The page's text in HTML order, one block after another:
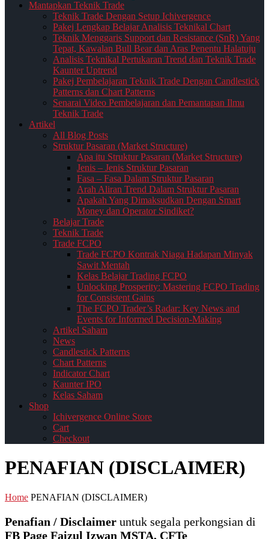
Mantapkan Teknik Trade
Teknik Trade Dengan Setup Ichivergence
Pakej Lengkap Belajar Analisis Teknikal Chart
Teknik Menggaris Support dan Resistance (SnR) Yang
Tepat, Kawalan Bull Bear dan Aras Penentu Halatuju
Analisis Teknikal Pertukaran Trend dan Teknik Trade
Kaunter Uptrend
Pakej Pembelajaran Teknik Trade Dengan Candlestick
Patterns dan Chart Patterns
Senarai Video Pembelajaran dan Pemantapan Ilmu
Teknik Trade
Artikel
All Blog Posts
Struktur Pasaran (Market Structure)
Apa itu Struktur Pasaran (Market Structure)
Jenis – Jenis Struktur Pasaran
Fasa – Fasa Dalam Struktur Pasaran
Arah Aliran Trend Dalam Struktur Pasaran
Apakah Yang Dimaksudkan Dengan Smart
Money dan Operator Sindiket?
Belajar Trade
Teknik Trade
Trade FCPO
Trade FCPO Kontrak Niaga Hadapan Minyak
Sawit Mentah
Kelas Belajar Trading FCPO
Unlocking Prosperity: Mastering FCPO Trading
for Consistent Gains
The FCPO Trader’s Radar: Key News and
Events for Informed Decision-Making
Artikel Saham
News
Candlestick Patterns
Chart Patterns
Indicator Chart
Kaunter IPO
Kelas Saham
Shop
Ichivergence Online Store
Cart
Checkout
PENAFIAN (DISCLAIMER)
Home PENAFIAN (DISCLAIMER)
Penafian / Disclaimer untuk segala perkongsian di
FB Page Faizul Izwan MSTA, CFTe